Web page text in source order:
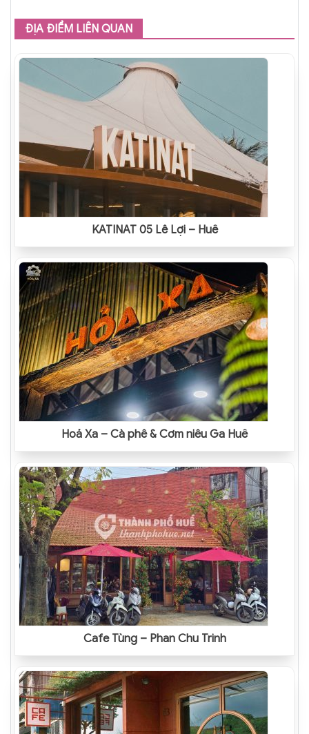
ĐỊA ĐIỂM LIÊN QUAN
KATINAT 05 Lê Lợi – Huế
Hoả Xa – Cà phê & Cơm niêu Ga Huế
Cafe Tùng – Phan Chu Trinh